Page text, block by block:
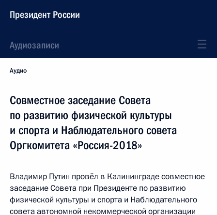
Президент России
Аудиозаписи
Аудио
Совместное заседание Совета
по развитию физической культуры
и спорта и Наблюдательного совета
Оргкомитета «Россия-2018»
Владимир Путин провёл в Калининграде совместное
заседание Совета при Президенте по развитию
физической культуры и спорта и Наблюдательного
совета автономной некоммерческой организации